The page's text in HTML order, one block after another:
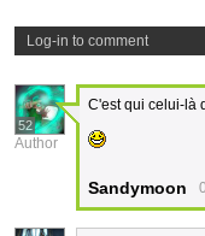
Log-in to comment
52
Author
C'est qui celui-là
Sandymoon